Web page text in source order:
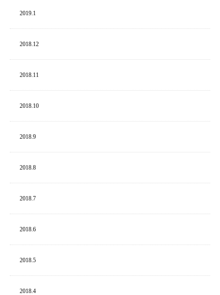
2019. 1
2018. 12
2018. 11
2018. 10
2018. 9
2018. 8
2018. 7
2018. 6
2018. 5
2018. 4